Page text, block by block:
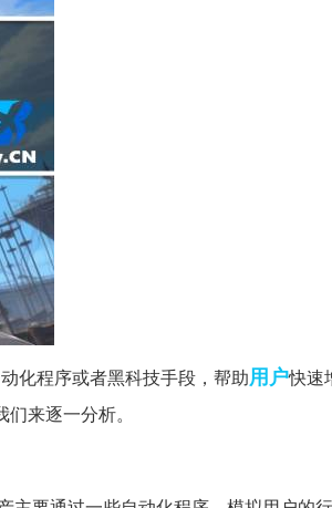
化程序或者黑科技手段，帮助用户快速
来逐一分析。